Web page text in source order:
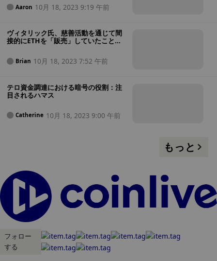
Aaron 10月 18, 2023 9:19 午前
ヴィタリック氏、慈善活動を通じて間
接的にETHを「販売」していたことを
Brian 10月 18, 2023 7:52 午前
テロ資金調達における暗号の役割：注
目されるハマス
Catherine 10月 18, 2023 9:00 午前
もっと
フォロー
する